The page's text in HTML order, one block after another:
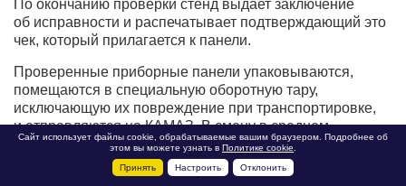
По окончанию проверки стенд выдает заключение
об исправности и распечатывает подтверждающий это
чек, который прилагается к панели.
Проверенные приборные панели упаковываются,
помещаются в специальную оборотную тару,
исключающую их повреждение при транспортировке,
и отправляются на КАМАЗ. В смену в среднем
мы отгружаем 80 панелей. Но, к сожалению, у КАМАЗа
выборка не ритмична, поэтому нам приходится
непосредственно на автозаводе содержать свой склад,
Сайт использует файлы cookie, обрабатываемые вашим браузером. Подробнее об
этом вы можете узнать в Политике cookie
Принять
Настроить Отклонить